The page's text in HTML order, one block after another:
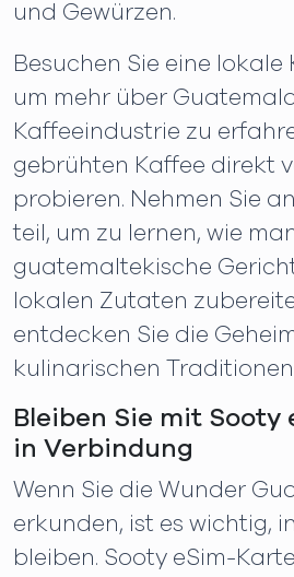
und Gewürzen.
Besuchen Sie eine
um mehr über
Kaffeeindustrie zu
gebrühten Kaffee direkt
probieren. Nehmen Sie
teil, um zu lernen, wie
guatemaltekische
lokalen Zutaten
entdecken Sie die
kulinarischen
Bleiben Sie mit Sooty
in Verbindung
Wenn Sie die Wunder
erkunden, ist es wichtig,
bleiben. Sooty eSim-